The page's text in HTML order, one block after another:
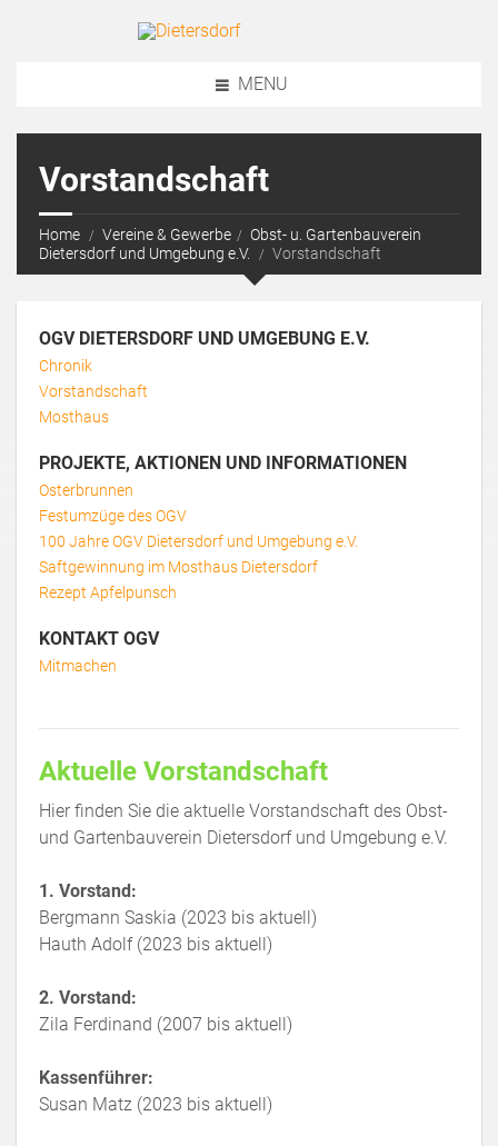
MENU
Vorstandschaft
Home Vereine & Gewerbe
Obst- u. Gartenbauverein
Dietersdorf und Umgebung e.V.
Vorstandschaft
OGV DIETERSDORF UND UMGEBUNG E.V.
Chronik
Vorstandschaft
Mosthaus
PROJEKTE, AKTIONEN UND INFORMATIONEN
Osterbrunnen
Festumzüge des OGV
100 Jahre OGV Dietersdorf und Umgebung e.V.
Saftgewinnung im Mosthaus Dietersdorf
Rezept Apfelpunsch
KONTAKT OGV
Mitmachen
Aktuelle Vorstandschaft
Hier finden Sie die aktuelle Vorstandschaft des Obst-
und Gartenbauverein Dietersdorf und Umgebung e.V.
1. Vorstand:
Bergmann Saskia (2023 bis aktuell)
Hauth Adolf (2023 bis aktuell)
2. Vorstand:
Zila Ferdinand (2007 bis aktuell)
Kassenführer:
Susan Matz (2023 bis aktuell)